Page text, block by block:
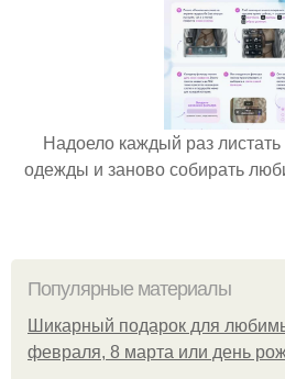
Надоело каждый раз
одежды и заново собирать
Популярные материалы
Шикарный подарок для
февраля, 8 марта или день